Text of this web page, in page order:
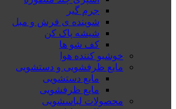
جرم گیر
شوینده ی فرش و مبل
شیشه پاک کن
کف شو ها
خوشبو کننده هوا
مایع ظرفشویی و دستشویی
مایع دستشویی
مایع ظرفشویی
محصولات لباسشویی